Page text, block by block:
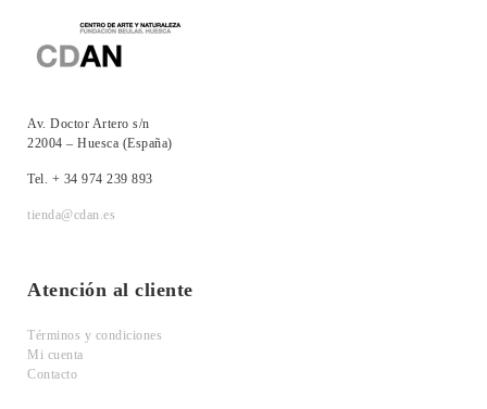
Av. Doctor Artero s/n
22004 – Huesca (España)
Tel. + 34 974 239 893
tienda@cdan.es
Atención al cliente
Términos y condiciones
Mi cuenta
Contacto